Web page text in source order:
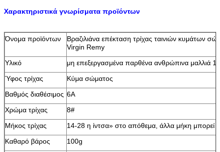
Χαρακτηριστικά γνωρίσματα προϊόντων
Όνομα προϊόντων
Βραζιλιάνα επέκταση τρίχας ταινιών κυμάτων
Virgin Remy
Υλικό
μη επεξεργασμένα παρθένα ανθρώπινα μαλλιά
Ύφος τρίχας
Κύμα σώματος
Βαθμός διαθέσιμος 6A
Χρώμα τρίχας
8#
Μήκος τρίχας
14-28 η ίντσα» στο απόθεμα, άλλα μήκη μπορεί
Καθαρό βάρος
100g